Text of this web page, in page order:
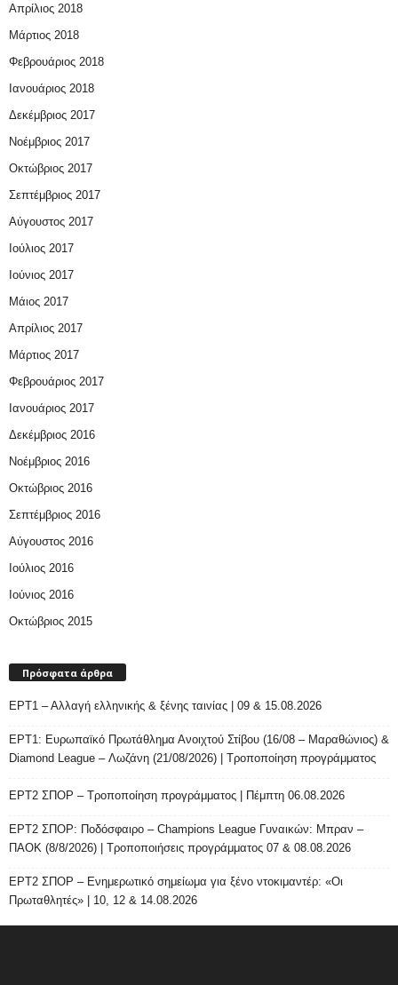
Απρίλιος 2018
Μάρτιος 2018
Φεβρουάριος 2018
Ιανουάριος 2018
Δεκέμβριος 2017
Νοέμβριος 2017
Οκτώβριος 2017
Σεπτέμβριος 2017
Αύγουστος 2017
Ιούλιος 2017
Ιούνιος 2017
Μάιος 2017
Απρίλιος 2017
Μάρτιος 2017
Φεβρουάριος 2017
Ιανουάριος 2017
Δεκέμβριος 2016
Νοέμβριος 2016
Οκτώβριος 2016
Σεπτέμβριος 2016
Αύγουστος 2016
Ιούλιος 2016
Ιούνιος 2016
Οκτώβριος 2015
Πρόσφατα άρθρα
ΕΡΤ1 – Αλλαγή ελληνικής & ξένης ταινίας | 09 & 15.08.2026
ΕΡΤ1: Ευρωπαϊκό Πρωτάθλημα Ανοιχτού Στίβου (16/08 – Μαραθώνιος) &
Diamond League – Λωζάνη (21/08/2026) | Τροποποίηση προγράμματος
ΕΡΤ2 ΣΠΟΡ – Τροποποίηση προγράμματος | Πέμπτη 06.08.2026
ΕΡΤ2 ΣΠΟΡ: Ποδόσφαιρο – Champions League Γυναικών: Μπραν –
ΠΑΟΚ (8/8/2026) | Τροποποιήσεις προγράμματος 07 & 08.08.2026
ΕΡΤ2 ΣΠΟΡ – Ενημερωτικό σημείωμα για ξένο ντοκιμαντέρ: «Οι
Πρωταθλητές» | 10, 12 & 14.08.2026